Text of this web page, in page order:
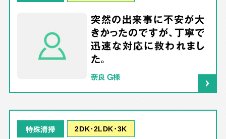
突然の出来事に不安が大
きかったのですが、丁寧で
迅速な対応に救われまし
た。
奈良 G様
特殊清掃 2DK･2LDK･3K